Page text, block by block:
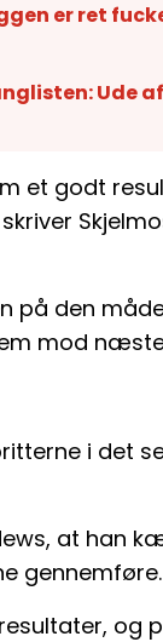
er ret
Ude
et godt
på den
mod
i det
at han
gennemføre.
og